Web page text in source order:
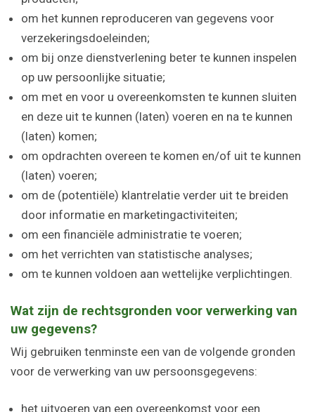
om het kunnen reproduceren van gegevens voor
verzekeringsdoeleinden;
om bij onze dienstverlening beter te kunnen inspelen
op uw persoonlijke situatie;
om met en voor u overeenkomsten te kunnen sluiten
en deze uit te kunnen (laten) voeren en na te kunnen
(laten) komen;
om opdrachten overeen te komen en/of uit te kunnen
(laten) voeren;
om de (potentiële) klantrelatie verder uit te breiden
door informatie en marketingactiviteiten;
om een financiële administratie te voeren;
om het verrichten van statistische analyses;
om te kunnen voldoen aan wettelijke verplichtingen.
Wat zijn de rechtsgronden voor verwerking van
uw gegevens?
Wij gebruiken tenminste een van de volgende gronden
voor de verwerking van uw persoonsgegevens:
het uitvoeren van een overeenkomst voor een